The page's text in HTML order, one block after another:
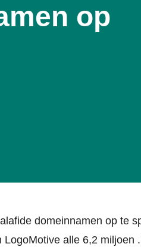
op
domeinnamen op te
alle 6,2 miljoen